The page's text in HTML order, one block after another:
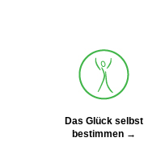
Das Glück selbst
bestimmen →